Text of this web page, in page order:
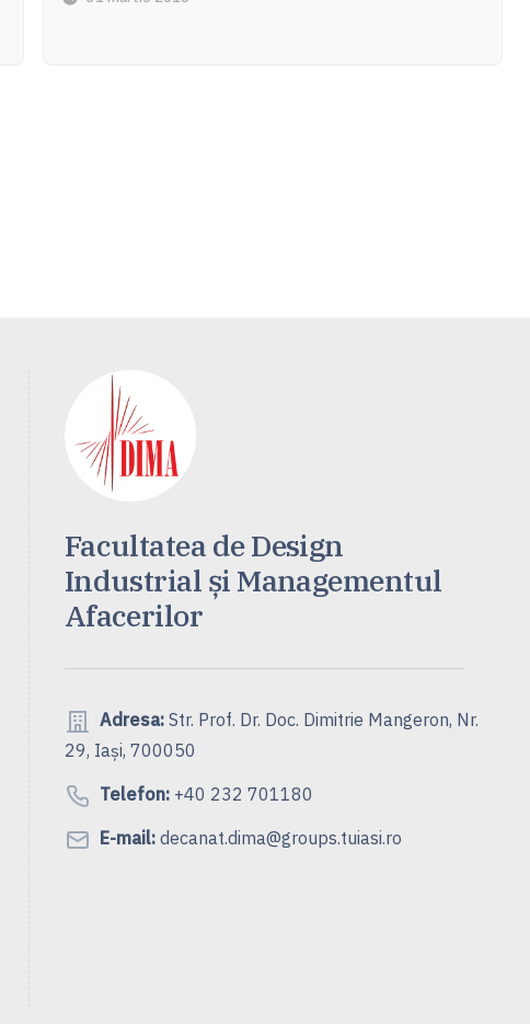
Facultatea de Design
Industrial și Managementul
Afacerilor
Adresa:Str. Prof. Dr. Doc. Dimitrie Mangeron, Nr.
29, Iași, 700050
Telefon:+40 232 701180
E-mail:decanat.dima@groups.tuiasi.ro